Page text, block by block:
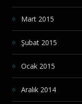
Mart 2015
Şubat 2015
Ocak 2015
Aralık 2014